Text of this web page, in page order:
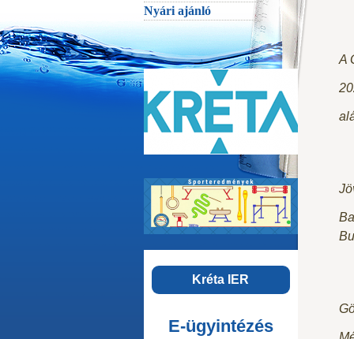
Nyári ajánló
Kréta IER
E-ügyintézés
A